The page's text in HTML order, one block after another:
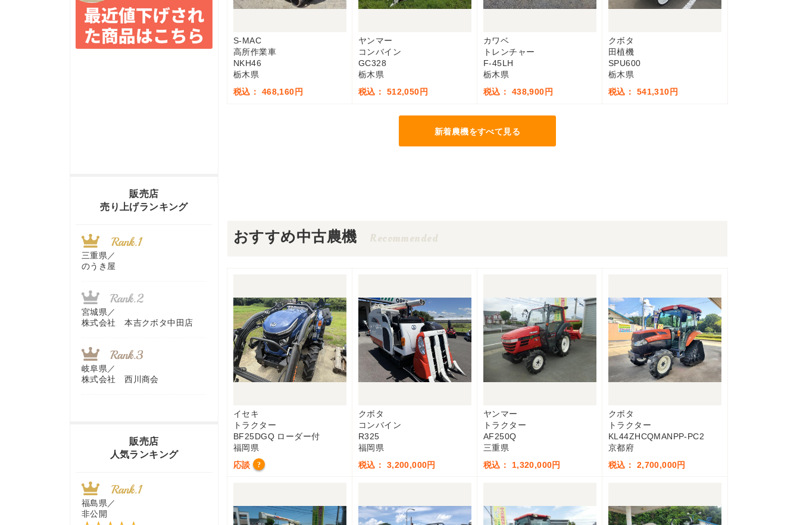
S-MAC
高所作業車
NKH46
栃木県
税込： 468,160円
ヤンマー
コンバイン
GC328
栃木県
税込： 512,050円
カワベ
トレンチャー
F-45LH
栃木県
税込： 438,900円
クボタ
田植機
SPU600
栃木県
税込： 541,310円
新着農機をすべて見る
おすすめ中古農機 Recommended
イセキ
トラクター
BF25DGQ ローダー付
福岡県
応談
?
クボタ
コンバイン
R325
福岡県
税込： 3,200,000円
ヤンマー
トラクター
AF250Q
三重県
税込： 1,320,000円
クボタ
トラクター
KL44ZHCQMANPP-PC2
京都府
税込： 2,700,000円
販売店
売り上げランキング
三重県／
のうき屋
宮城県／
株式会社 本吉クボタ中田店
岐阜県／
株式会社 西川商会
農機リンクス
山梨県／
株式会社 ヨダ兄弟商会
販売店
人気ランキング
福島県／
非公開